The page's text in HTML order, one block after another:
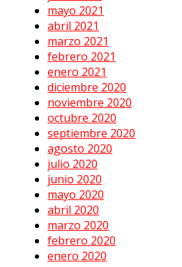
mayo 2021
abril 2021
marzo 2021
febrero 2021
enero 2021
diciembre 2020
noviembre 2020
octubre 2020
septiembre 2020
agosto 2020
julio 2020
junio 2020
mayo 2020
abril 2020
marzo 2020
febrero 2020
enero 2020